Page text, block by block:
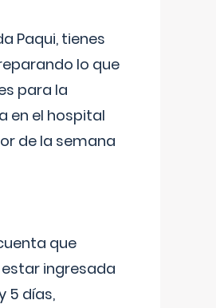
Paqui, tienes
lo que
para la
en el hospital
de la semana
que
ingresada
5 días,